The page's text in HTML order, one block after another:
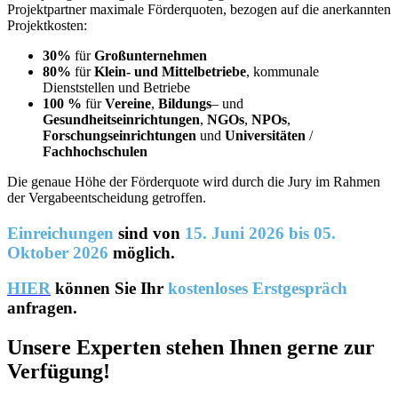
Projektpartner maximale Förderquoten, bezogen auf die anerkannten
Projektkosten:
30% fürGroßunternehmen
80% fürKlein- und Mittelbetriebe, kommunale
Dienststellen und Betriebe
100 % fürVereine, Bildungs– und
Gesundheitseinrichtungen, NGOs, NPOs,
Forschungseinrichtungen und Universitäten /
Fachhochschulen
Die genaue Höhe der Förderquote wird durch die Jury im Rahmen
der Vergabeentscheidung getroffen.
Einreichungen sind von 15. Juni 2026 bis 05.
Oktober 2026 möglich.
HIER können Sie Ihr kostenloses Erstgespräch
anfragen.
Unsere Experten stehen Ihnen gerne zur
Verfügung!